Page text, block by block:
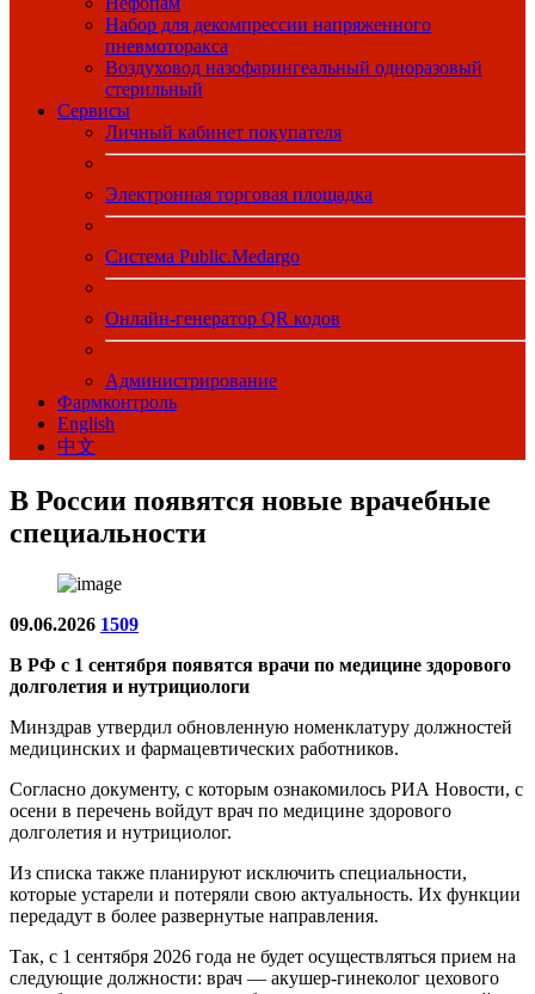
Набор для декомпрессии напряженного
пневмоторакса
Воздуховод назофарингеальный одноразовый
стерильный
Сервисы
Личный кабинет покупателя
Электронная торговая площадка
Система Public.Medargo
Онлайн-генератор QR кодов
Администрирование
Фармконтроль
English
中文
В России появятся новые врачебные
специальности
09.06.2026 1509
В РФ с 1 сентября появятся врачи по медицине здорового
долголетия и нутрициологи
Минздрав утвердил обновленную номенклатуру должностей
медицинских и фармацевтических работников.
Согласно документу, с которым ознакомилось РИА Новости, с
осени в перечень войдут врач по медицине здорового
долголетия и нутрициолог.
Из списка также планируют исключить специальности,
которые устарели и потеряли свою актуальность. Их функции
передадут в более развернутые направления.
Так, с 1 сентября 2026 года не будет осуществляться прием на
следующие должности: врач — акушер-гинеколог цехового